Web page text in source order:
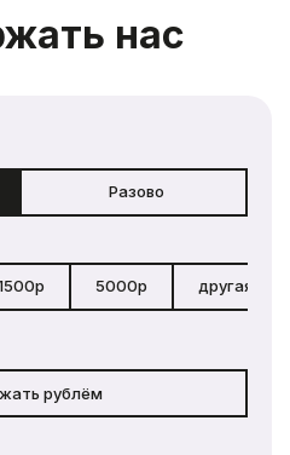
нас
Разово
5000р другая
рублём